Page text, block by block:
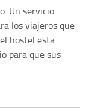
Un servicio
los viajeros que
hostel esta
para que sus